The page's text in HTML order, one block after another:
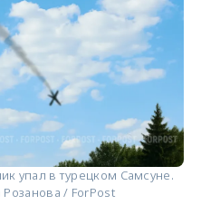
упал в турецком Самсуне.
/ ForPost